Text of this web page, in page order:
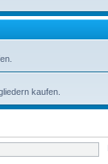
kaufen.